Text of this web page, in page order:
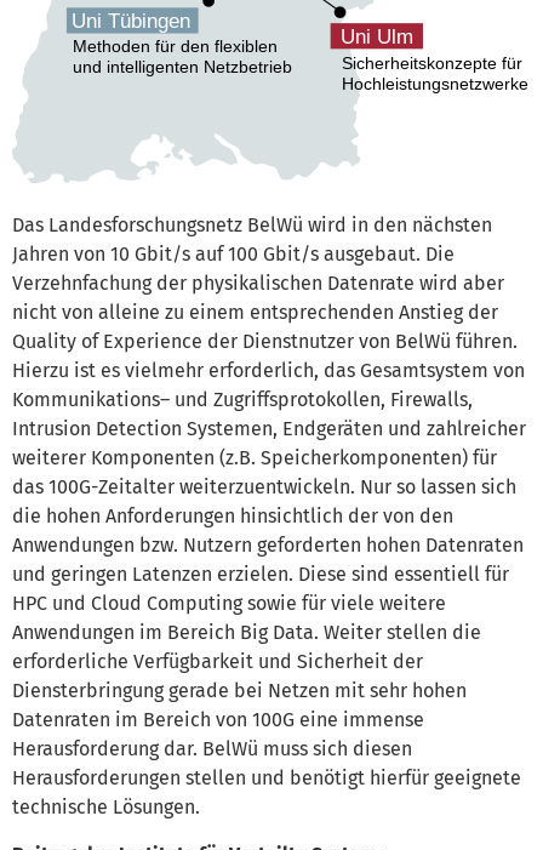
Das Landesforschungsnetz BelWü wird in den nächsten
Jahren von 10 Gbit/s auf 100 Gbit/s ausgebaut. Die
Verzehnfachung der physikalischen Datenrate wird aber
nicht von alleine zu einem entsprechenden Anstieg der
Quality of Experience der Dienstnutzer von BelWü führen.
Hierzu ist es vielmehr erforderlich, das Gesamtsystem von
Kommunikations– und Zugriffsprotokollen, Firewalls,
Intrusion Detection Systemen, Endgeräten und zahlreicher
weiterer Komponenten (z.B. Speicherkomponenten) für
das 100G-Zeitalter weiterzuentwickeln. Nur so lassen sich
die hohen Anforderungen hinsichtlich der von den
Anwendungen bzw. Nutzern geforderten hohen Datenraten
und geringen Latenzen erzielen. Diese sind essentiell für
HPC und Cloud Computing sowie für viele weitere
Anwendungen im Bereich Big Data. Weiter stellen die
erforderliche Verfügbarkeit und Sicherheit der
Diensterbringung gerade bei Netzen mit sehr hohen
Datenraten im Bereich von 100G eine immense
Herausforderung dar. BelWü muss sich diesen
Herausforderungen stellen und benötigt hierfür geeignete
technische Lösungen.